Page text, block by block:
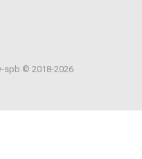
spb © 2018-2026